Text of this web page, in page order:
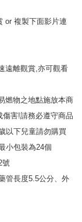
or 複製下面影片連
遠離觀賞,亦可觀看
燃物之地點施放本商
害!請務必遵守商品
以下兒童請勿購買
小包裝為24個
號
管長度5.5公分、外